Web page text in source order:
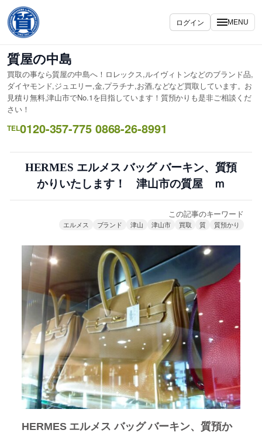
容
を
ス
キ
ッ
プ
ログイン MENU
質屋の中島
買取の事なら質屋の中島へ！ロレックス,ルイヴィトンなどのブランド品,
ダイヤモンド,ジュエリー,金,プラチナ,お酒,などなど買取しています。お
見積り無料,津山市でNo.1を目指しています！質預かりも是非ご相談くだ
さい！
TEL0120-357-775 0868-26-8991
HERMES エルメス バッグ バーキン、質預
かりいたします！ 津山市の質屋 ｍ
この記事のキーワード
エルメス ブランド 津山 津山市 買取 質 質預かり
HERMES エルメス バッグ バーキン、質預か